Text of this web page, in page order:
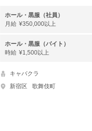
ホール・黒服（社員）
月給 ¥350,000以上
ホール・黒服（バイト）
時給 ¥1,500以上
キャバクラ
新宿区
歌舞伎町